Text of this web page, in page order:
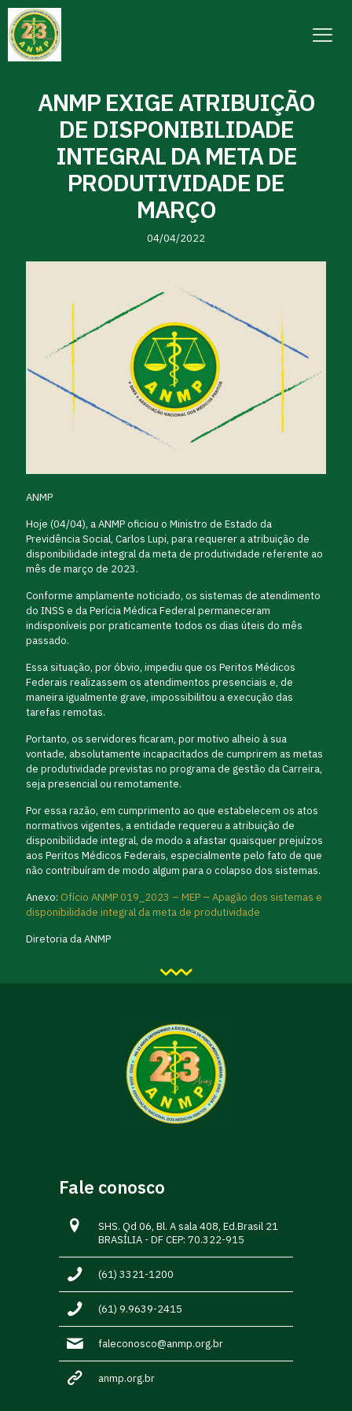
ANMP EXIGE ATRIBUIÇÃO
DE DISPONIBILIDADE
INTEGRAL DA META DE
PRODUTIVIDADE DE
MARÇO
04/04/2022
ANMP
Hoje (04/04), a ANMP oficiou o Ministro de Estado da
Previdência Social, Carlos Lupi, para requerer a atribuição de
disponibilidade integral da meta de produtividade referente ao
mês de março de 2023.
Conforme amplamente noticiado, os sistemas de atendimento
do INSS e da Perícia Médica Federal permaneceram
indisponíveis por praticamente todos os dias úteis do mês
passado.
Essa situação, por óbvio, impediu que os Peritos Médicos
Federais realizassem os atendimentos presenciais e, de
maneira igualmente grave, impossibilitou a execução das
tarefas remotas.
Portanto, os servidores ficaram, por motivo alheio à sua
vontade, absolutamente incapacitados de cumprirem as metas
de produtividade previstas no programa de gestão da Carreira,
seja presencial ou remotamente.
Por essa razão, em cumprimento ao que estabelecem os atos
normativos vigentes, a entidade requereu a atribuição de
disponibilidade integral, de modo a afastar quaisquer prejuízos
aos Peritos Médicos Federais, especialmente pelo fato de que
não contribuíram de modo algum para o colapso dos sistemas.
Anexo: Ofício ANMP 019_2023 – MEP – Apagão dos sistemas e
disponibilidade integral da meta de produtividade
Diretoria da ANMP
Fale conosco
SHS. Qd 06, Bl. A sala 408, Ed.Brasil 21
BRASÍLIA - DF CEP: 70.322-915
(61) 3321-1200
(61) 9.9639-2415
faleconosco@anmp.org.br
anmp.org.br